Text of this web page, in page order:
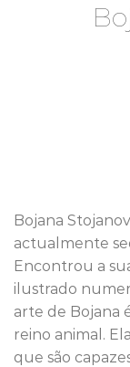
Bojana
actualmente
Encontrou a
ilustrado
arte de Bojana
reino animal.
que são